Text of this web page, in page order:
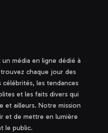
média en ligne dédié à
chaque jour des
célébrités, les tendances
et les faits divers qui
et ailleurs. Notre mission
et de mettre en lumière
le public.